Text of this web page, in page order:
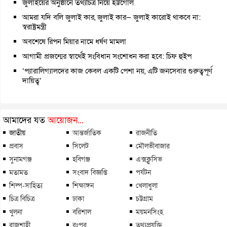
জুলাইয়ের অনুষ্ঠানে তথ্যচিত্র নিয়ে হট্টগোল
আমরা যদি বলি জুলাই কার, জুলাই কার— জুলাই কারোই থাকবে না:
স্বরাষ্ট্রমন্ত্রী
অবশেষে রিপন মিয়ার নামে ধর্ষণ মামলা
আগামী প্রজন্মের স্বার্থেই সংবিধান সংশোধন করা হবে: চিফ হুইপ
‘প্যারালিগ্যালদের কাজ কেবল একটি পেশা নয়, এটি জনসেবার গুরুত্বপূর্ণ
দায়িত্ব’
আমাদের যতআয়োজন...
জাতীয় আন্তর্জাতিক
রাজনীতি
প্রবাস
সিলেট
মৌলভীবাজার
সুনামগঞ্জ
হবিগঞ্জ
এক্সক্লুসিভ
মতামত
সংবাদ বিজ্ঞপ্তি
পর্যটন
শিল্প-সাহিত্য
শিক্ষাঙ্গন
খেলাধুলা
চিত্র বিচিত্র
ঢাকা
চট্টগ্রাম
খুলনা
বরিশাল
ময়মনসিংহ
রাজশাহী
রংপুর তথ্যপ্রযুক্তি